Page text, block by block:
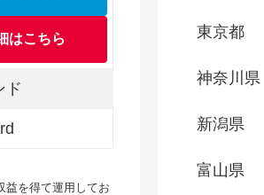
はこちら
ド
益を得て運用してお
東京都
神奈川県
新潟県
富山県